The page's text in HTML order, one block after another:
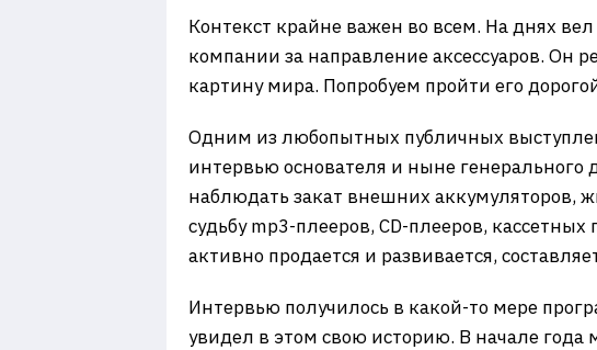
Контекст крайне важен во всем. На днях
компании за направление аксессуаров. Он
картину мира. Попробуем пройти его
Одним из любопытных публичных
интервью основателя и ныне
наблюдать закат внешних аккумуляторов,
судьбу mр3-плееров, CD-плееров,
активно продается и развивается,
Интервью получилось в какой-то мере
увидел в этом свою историю. В начале